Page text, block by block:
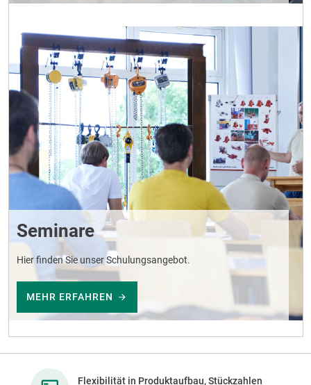
Seminare
Hier finden Sie unser Schulungsangebot.
MEHR ERFAHREN
Flexibilität in Produktaufbau, Stückzahlen